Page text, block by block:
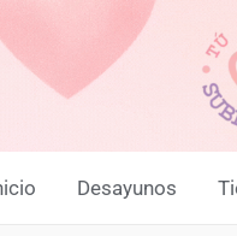
Desayunos